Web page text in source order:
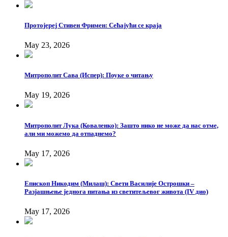
Протојереј Стивен Фримен: Сећајући се краја
May 23, 2026
Митрополит Сава (Испер): Поуке о читању
May 19, 2026
Митрополит Лука (Коваленко): Зашто нико не може да нас отме,
али ми можемо да отпаднемо?
May 17, 2026
Епископ Никодим (Милаш): Свети Василије Острошки –
Разјашњење једнога питања из светитељевог живота (IV дио)
May 17, 2026